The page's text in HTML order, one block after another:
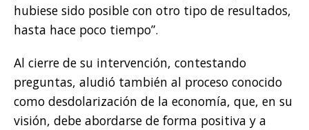
hubiese sido posible con otro tipo de resultados,
hasta hace poco tiempo”.
Al cierre de su intervención, contestando
preguntas, aludió también al proceso conocido
como desdolarización de la economía, que, en su
visión, debe abordarse de forma positiva y a